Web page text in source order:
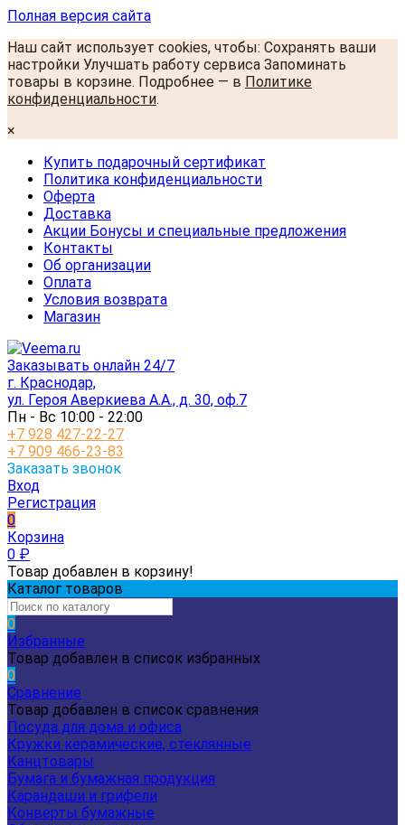
Полная версия сайта
Наш сайт использует cookies, чтобы: Сохранять ваши
настройки Улучшать работу сервиса Запоминать
товары в корзине. Подробнее — в Политике
конфиденциальности.
×
Купить подарочный сертификат
Политика конфиденциальности
Оферта
Доставка
Акции Бонусы и специальные предложения
Контакты
Об организации
Оплата
Условия возврата
Магазин
Заказывать онлайн 24/7
г. Краснодар,
ул. Героя Аверкиева А.А., д. 30, оф.7
Пн - Вс 10:00 - 22:00
+7 928 427-22-27
+7 909 466-23-83
Заказать звонок
Вход
Регистрация
0
Корзина
0 ₽
Товар добавлен в корзину!
Каталог товаров
0
Избранные
Товар добавлен в список избранных
0
Сравнение
Товар добавлен в список сравнения
Посуда для дома и офиса
Кружки керамические, стеклянные
Канцтовары
Бумага и бумажная продукция
Карандаши и грифели
Конверты бумажные